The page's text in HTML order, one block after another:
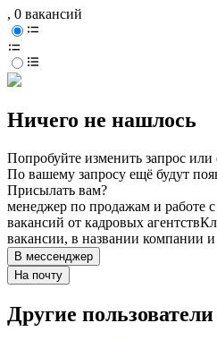
, 0 вакансий
Ничего не нашлось
Попробуйте изменить запрос
По вашему запросу ещё будут
Присылать вам?
менеджер по продажам и работе
вакансий от кадровых агентств
вакансии, в названии компании
В мессенджер
На почту
Другие